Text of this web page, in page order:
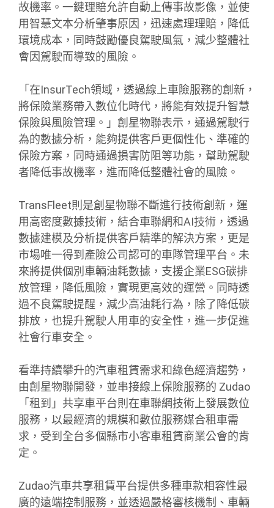
故機率。一鍵理賠允許自動上傳事故影像，並使
用智慧文本分析肇事原因，迅速處理理賠，降低
環境成本，同時鼓勵優良駕駛風氣，減少整體社
會因駕駛而導致的風險。
「在InsurTech領域，透過線上車險服務的創新，
將保險業務帶入數位化時代，將能有效提升智慧
保險與風險管理。」創星物聯表示，通過駕駛行
為的數據分析，能夠提供客戶更個性化、準確的
保險方案，同時通過損害防阻等功能，幫助駕駛
者降低事故機率，進而降低整體社會的風險。
TransFleet則是創星物聯不斷進行技術創新，運
用高密度數據技術，結合車聯網和AI技術，透過
數據建模及分析提供客戶精準的解決方案，更是
市場唯一得到產險公司認可的車隊管理平台。未
來將提供個別車輛油耗數據，支援企業ESG碳排
放管理，降低風險，實現更高效的運營。同時透
過不良駕駛提醒，減少高油耗行為，除了降低碳
排放，也提升駕駛人用車的安全性，進一步促進
社會行車安全。
看準持續攀升的汽車租賃需求和綠色經濟趨勢，
由創星物聯開發，並串接線上保險服務的 Zudao
「租到」共享車平台則在車聯網技術上發展數位
服務，以最經濟的規模和數位服務媒合租車需
求，受到全台多個縣市小客車租賃商業公會的肯
定。
Zudao汽車共享租賃平台提供多種車款相容性最
廣的遠端控制服務，並透過嚴格審核機制、車輛